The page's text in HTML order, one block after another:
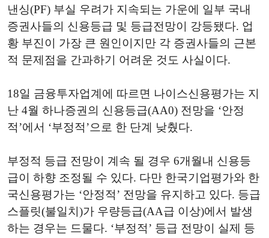
낸싱(PF) 부실 우려가 지속되는 가운에 일부 국내
증권사들의 신용등급 및 등급전망이 강등됐다. 업
황 부진이 가장 큰 원인이지만 각 증권사들의 근본
적 문제점을 간과하기 어려운 것도 사실이다.
18일 금융투자업계에 따르면 나이스신용평가는 지
난 4월 하나증권의 신용등급(AA0) 전망을 ‘안정
적’에서 ‘부정적’으로 한 단계 낮췄다.
부정적 등급 전망이 계속 될 경우 6개월내 신용등
급이 하향 조정될 수 있다. 다만 한국기업평가와 한
국신용평가는 ‘안정적’ 전망을 유지하고 있다. 등급
스플릿(불일치)가 우량등급(AA급 이상)에서 발생
하는 경우는 드물다. ‘부정적’ 등급 전망이 실제 등